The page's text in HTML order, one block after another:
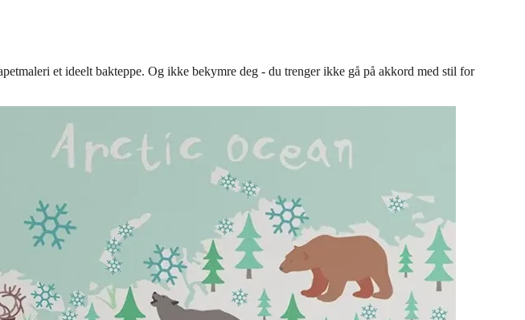
et ideelt bakteppe. Og ikke bekymre deg - du trenger ikke gå på akkord med stil for